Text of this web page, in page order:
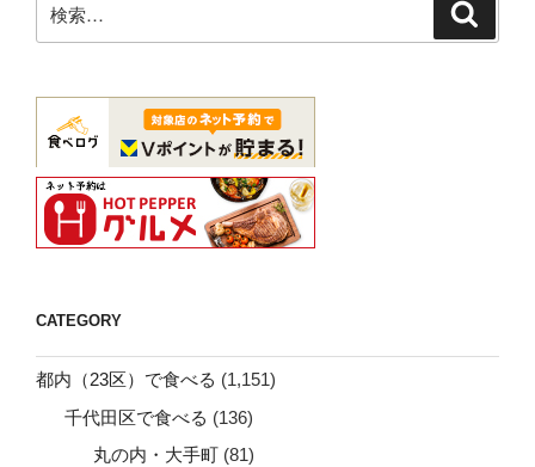
索:
CATEGORY
都内（23区）で食べる (1,151)
千代田区で食べる (136)
丸の内・大手町 (81)